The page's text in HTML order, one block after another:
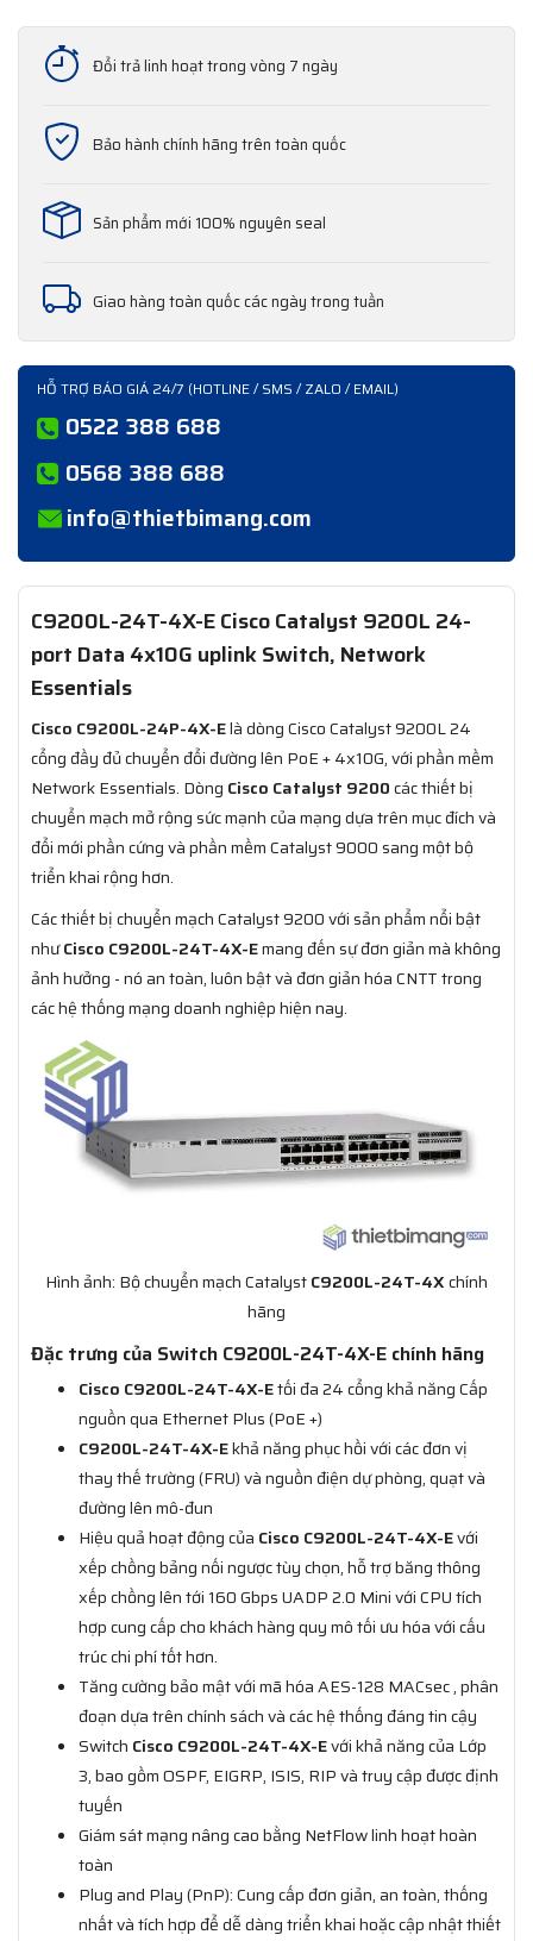
Đổi trả linh hoạt trong vòng 7 ngày
Bảo hành chính hãng trên toàn quốc
Sản phẩm mới 100% nguyên seal
Giao hàng toàn quốc các ngày trong tuần
HỖ TRỢ BÁO GIÁ 24/7 (HOTLINE / SMS / ZALO / EMAIL)
0522 388 688
0568 388 688
info@thietbimang.com
C9200L-24T-4X-E Cisco Catalyst 9200L 24-
port Data 4x10G uplink Switch, Network
Essentials
Cisco C9200L-24P-4X-Elà dòng Cisco Catalyst 9200L 24
cổng đầy đủ chuyển đổi đường lên PoE + 4x10G, với phần mềm
Network Essentials. Dòng Cisco Catalyst 9200các thiết bị
chuyển mạch mở rộng sức mạnh của mạng dựa trên mục đích và
đổi mới phần cứng và phần mềm Catalyst 9000 sang một bộ
triển khai rộng hơn.
Các thiết bị chuyển mạch Catalyst 9200 với sản phẩm nổi bật
nhưCisco C9200L-24T-4X-Emang đến sự đơn giản mà không
ảnh hưởng - nó an toàn, luôn bật và đơn giản hóa CNTT trong
các hệ thống mạng doanh nghiệp hiện nay.
Hình ảnh: Bộ chuyển mạch CatalystC9200L-24T-4Xchính
hãng
Đặc trưng của Switch C9200L-24T-4X-E chính hãng
Cisco C9200L-24T-4X-Etối đa 24 cổng khả năng Cấp
nguồn qua Ethernet Plus (PoE +)
C9200L-24T-4X-Ekhả năng phục hồi với các đơn vị
thay thế trường (FRU) và nguồn điện dự phòng, quạt và
đường lên mô-đun
Hiệu quả hoạt động của Cisco C9200L-24T-4X-Evới
xếp chồng bảng nối ngược tùy chọn, hỗ trợ băng thông
xếp chồng lên tới 160 Gbps UADP 2.0 Mini với CPU tích
hợp cung cấp cho khách hàng quy mô tối ưu hóa với cấu
trúc chi phí tốt hơn.
Tăng cường bảo mật với mã hóa AES-128 MACsec , phân
đoạn dựa trên chính sách và các hệ thống đáng tin cậy
Switch Cisco C9200L-24T-4X-Evới khả năng của Lớp
3, bao gồm OSPF, EIGRP, ISIS, RIP và truy cập được định
tuyến
Giám sát mạng nâng cao bằng NetFlow linh hoạt hoàn
toàn
Plug and Play (PnP): Cung cấp đơn giản, an toàn, thống
nhất và tích hợp để dễ dàng triển khai hoặc cập nhật thiết